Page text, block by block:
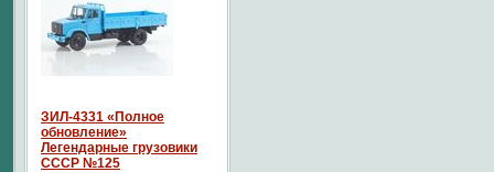
ЗИЛ-4331 «Полное
обновление»
Легендарные грузовики
СССР №125